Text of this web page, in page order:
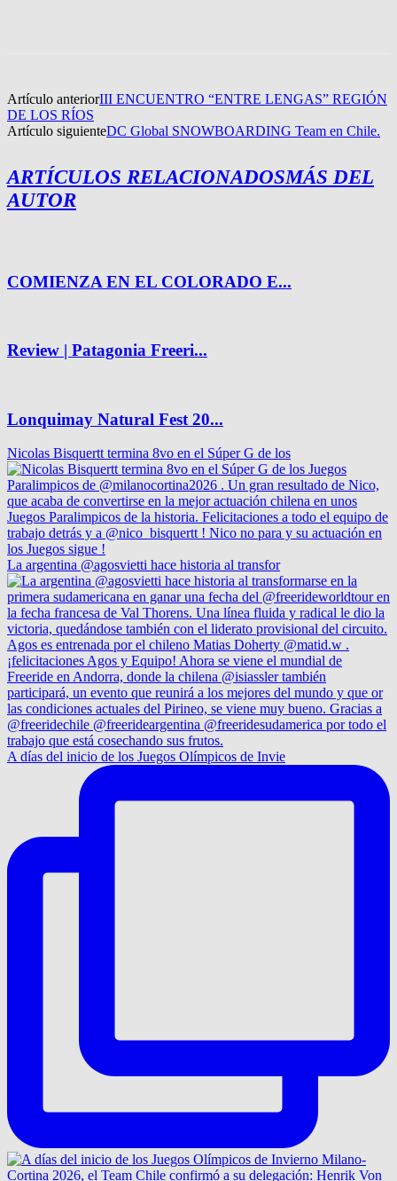
Artículo anteriorIII ENCUENTRO “ENTRE LENGAS” REGIÓN
DE LOS RÍOS
Artículo siguienteDC Global SNOWBOARDING Team en Chile.
ARTÍCULOS RELACIONADOSMÁS DEL
AUTOR
COMIENZA EN EL COLORADO E...
Review | Patagonia Freeri...
Lonquimay Natural Fest 20...
Nicolas Bisquertt termina 8vo en el Súper G de los
La argentina @agosvietti hace historia al transfor
A días del inicio de los Juegos Olímpicos de Invie